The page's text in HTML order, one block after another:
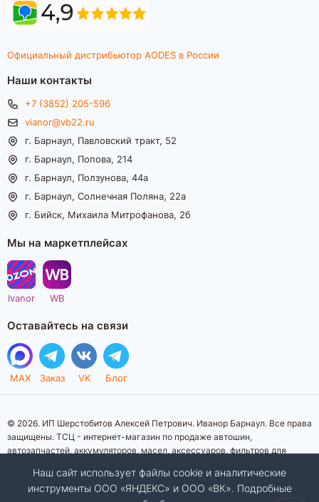
Официальный дистрибьютор AODES в России
Наши контакты
+7 (3852) 205-596
vianor@vb22.ru
г. Барнаул, Павловский тракт, 52
г. Барнаул, Попова, 214
г. Барнаул, Ползунова, 44а
г. Барнаул, Солнечная Поляна, 22а
г. Бийск, Михаила Митрофанова, 2б
Мы на маркетплейсах
Ivanor WB
Оставайтесь на связи
MAX Заказ VK Блог
© 2026. ИП Шерстобитов Алексей Петрович. Иванор Барнаул. Все права
защищены. ТСЦ - интернет-магазин по продаже автошин,
автозапчастей, аккумуляторов, масел, аксессуаров, фильтров для
информационный характер. Представленная информация о товарах, их
стоимости, характеристик, фото, наличия на складе ни при каких
Наш сайт использует файлы cookie и аналитические
инструменты ООО «ЯНДЕКС» и ООО «ВК». Подробные